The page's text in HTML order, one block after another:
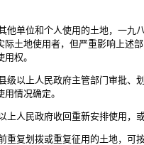
单位和个人使用的土地，一九
土地使用者，但严重影响上述
权。
上人民政府主管部门审批、
情况确定。
民政府收回重新安排使用，或
划拨或重复征用的土地，可